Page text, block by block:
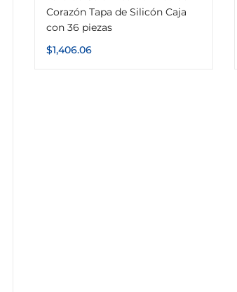
Corazón Tapa de Silicón Caja
con 36 piezas
$1,406.06